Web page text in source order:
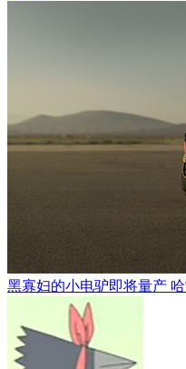
黑寡妇的小电驴即将量产